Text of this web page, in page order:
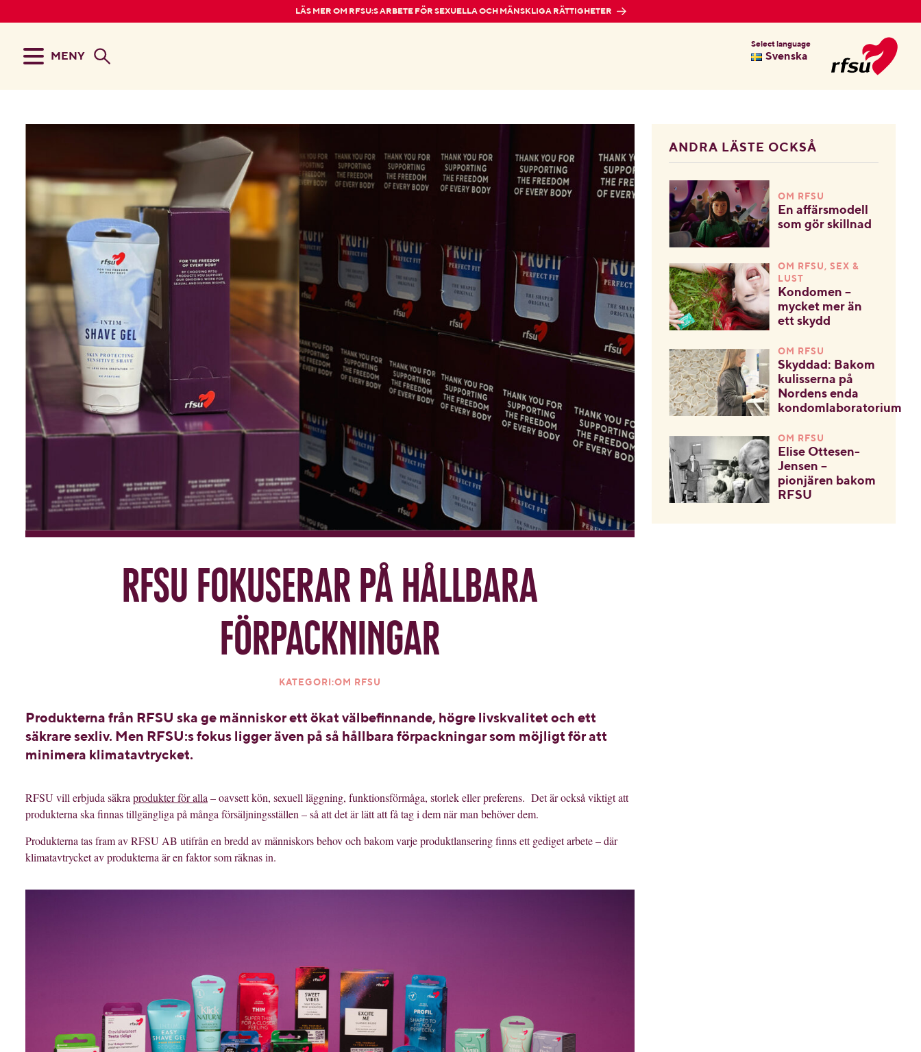
LÄS MER OM RFSU:S ARBETE FÖR SEXUELLA OCH MÄNSKLIGA RÄTTIGHETER
MENY
Select language
Svenska
RFSU fokuserar på hållbara
förpackningar
KATEGORI:OM RFSU
Produkterna från RFSU ska ge människor ett ökat välbefinnande, högre livskvalitet och ett
säkrare sexliv. Men RFSU:s fokus ligger även på så hållbara förpackningar som möjligt för att
minimera klimatavtrycket.
RFSU vill erbjuda säkra produkter för alla – oavsett kön, sexuell läggning, funktionsförmåga, storlek eller preferens. Det är också viktigt att
produkterna ska finnas tillgängliga på många försäljningsställen – så att det är lätt att få tag i dem när man behöver dem.
Produkterna tas fram av RFSU AB utifrån en bredd av människors behov och bakom varje produktlansering finns ett gediget arbete – där
klimatavtrycket av produkterna är en faktor som räknas in.
ANDRA LÄSTE OCKSÅ
OM RFSU
En affärsmodell
som gör skillnad
OM RFSU, SEX &
LUST
Kondomen –
mycket mer än
ett skydd
OM RFSU
Skyddad: Bakom
kulisserna på
Nordens enda
kondomlaboratorium
OM RFSU
Elise Ottesen-
Jensen –
pionjären bakom
RFSU